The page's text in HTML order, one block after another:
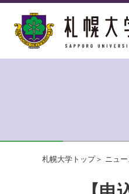
札幌大学トップ ニュ